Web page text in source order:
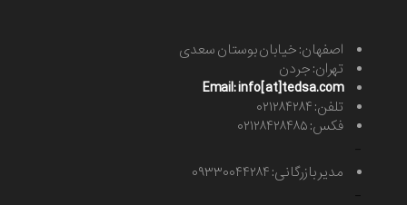
اصفهان: خیابان بوستان سعدی
تهران: جردن
Email: info[at]tedsa.com
تلفن: ۰۲۱۲۸۴۲۸۴
فکس: ۰۲۱۲۸۴۲۸۴۸۵
مدیر بازرگانی: ۰۹۳۳۰۰۴۴۲۸۴